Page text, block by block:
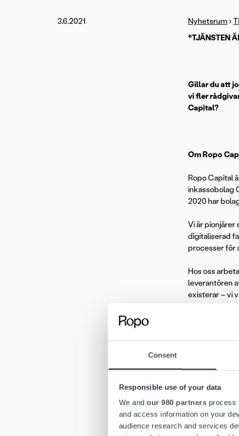
Consent
Responsible use of your data
We and our 980 partners process
and access information on your
audience research and services
3.6.2021 Nyhetsrum ›
*TJÄNSTEN
Gillar du att
vi fler
Capital?
Om Ropo
Ropo Capital
inkassobolag
2020 har
Vi är
digitaliserad
processer för
Hos oss
leverantören
existerar – vi
Ropo
I tjänsten som
arbetar för en
beslut om
en proaktiv